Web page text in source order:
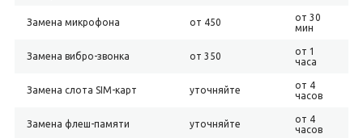
Замена микрофона от 450
от 30
мин
Замена вибро-звонка от 350
от 1
часа
Замена слота SIM-карт уточняйте
от 4
часов
Замена флеш-памяти уточняйте
от 4
часов